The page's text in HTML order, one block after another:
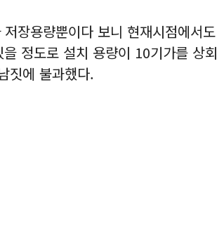
장용량뿐이다 보니 현재시점에서도
정도로 설치 용량이 10기가를 상회
짓에 불과했다.